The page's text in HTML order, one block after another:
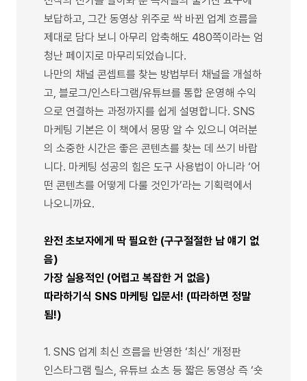
보답하고, 그간 동영상 위주로 싹 바뀐 업계 흐름을
제대로 담다 보니 아무리 압축해도 480쪽이라는 엄
청난 페이지로 마무리되었습니다.
나만의 채널 콘셉트를 찾는 방법부터 채널을 개설하
고, 블로그/인스타그램/유튜브를 통합 운영해 수익
으로 연결하는 과정까지를 쉽게 설명합니다. SNS
마케팅 기본은 이 책에서 몽땅 알 수 있으니 여러분
의 소중한 시간은 좋은 콘텐츠를 찾는 데 쓰기 바랍
니다. 마케팅 성공의 힘은 도구 사용법이 아니라 ‘어
떤 콘텐츠를 어떻게 다룰 것인가’라는 기획력에서
나오니까요.
완전 초보자에게 딱 필요한 (구구절절한 남 얘기 없
음)
가장 실용적인 (어렵고 복잡한 거 없음)
따라하기식 SNS 마케팅 입문서! (따라하면 정말
됨!)
1. SNS 업계 최신 흐름을 반영한 ‘최신’ 개정판
인스타그램 릴스, 유튜브 쇼츠 등 짧은 동영상 즉 ‘숏